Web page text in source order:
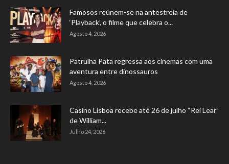
Famosos reúnem-se na antestreia de
‘Playback’, o filme que celebra o...
Agosto 4, 2026
Patrulha Pata regressa aos cinemas com uma
aventura entre dinossauros
Agosto 4, 2026
Casino Lisboa recebe até 26 de julho “Rei Lear”
de William...
Julho 24, 2026